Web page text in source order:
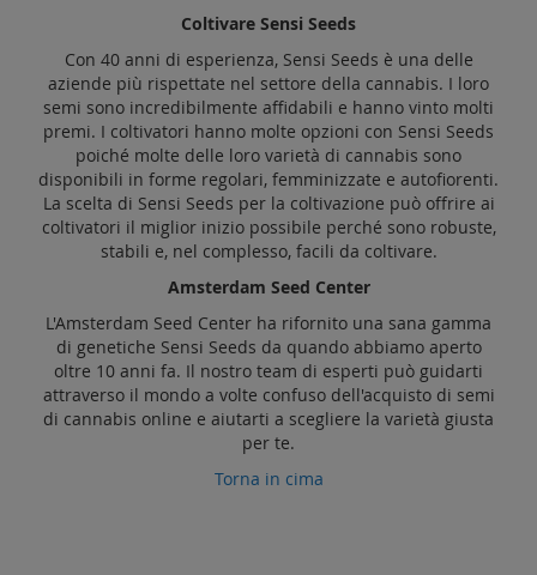
Coltivare Sensi Seeds
Con 40 anni di esperienza, Sensi Seeds è una delle
aziende più rispettate nel settore della cannabis. I loro
semi sono incredibilmente affidabili e hanno vinto molti
premi. I coltivatori hanno molte opzioni con Sensi Seeds
poiché molte delle loro varietà di cannabis sono
disponibili in forme regolari, femminizzate e autofiorenti.
La scelta di Sensi Seeds per la coltivazione può offrire ai
coltivatori il miglior inizio possibile perché sono robuste,
stabili e, nel complesso, facili da coltivare.
Amsterdam Seed Center
L'Amsterdam Seed Center ha rifornito una sana gamma
di genetiche Sensi Seeds da quando abbiamo aperto
oltre 10 anni fa. Il nostro team di esperti può guidarti
attraverso il mondo a volte confuso dell'acquisto di semi
di cannabis online e aiutarti a scegliere la varietà giusta
per te.
Torna in cima